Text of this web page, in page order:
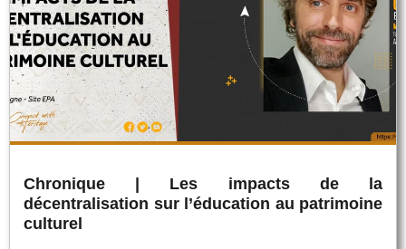
Chronique | Les impacts de la
décentralisation sur l’éducation au patrimoine
culturel